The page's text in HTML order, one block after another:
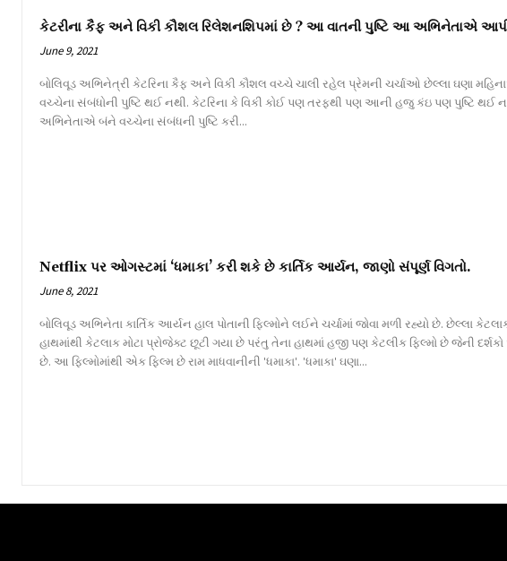
કેટરીના કૈફ અને વિકી કૌશલ રિલેશનશિપમાં છે ? આ વાતની પુષ્ટિ આ અભિનેતાએ
June 9, 2021
બોલિવૂડ અભિનેત્રી કેટરિના કૈફ અને વિકી કૌશલ વચ્ચે ચાલી રહેલ પ્રેમની ચર્ચાઓ છેલ્લા ઘણા
વચ્ચેના સંબંધોની પુષ્ટિ થઈ નથી. કેટરિના કે વિકી કોઈ પણ તરફથી પણ આની હજુ કંઇ પણ પુષ્ટિ થઈ
અભિનેતાએ બંને વચ્ચેના સંબંધની પુષ્ટિ કરી...
Netflix પર ઓગસ્ટમાં ‘ધમાકા’ કરી શકે છે કાર્તિક આર્યન, જાણો સંપૂર્ણ વિગતો.
June 8, 2021
બોલિવૂડ અભિનેતા કાર્તિક આર્યન હાલ પોતાની ફિલ્મોને લઈને ચર્ચામાં જોવા મળી રહ્યો છે. છેલ્લા કેટલાક
હાથમાંથી કેટલાક મોટા પ્રોજેક્ટ છૂટી ગયા છે પરંતુ તેના હાથમાં હજી પણ કેટલીક ફિલ્મો છે જેની
છે. આ ફિલ્મોમાંથી એક ફિલ્મ છે રામ માધવાનીની 'ધમાકા'. 'ધમાકા' ઘણા...